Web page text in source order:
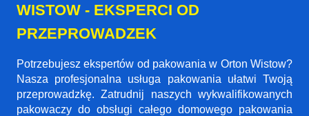
WISTOW - EKSPERCI OD
PRZEPROWADZEK
Potrzebujesz ekspertów od pakowania w Orton Wistow?
Nasza profesjonalna usługa pakowania ułatwi Twoją
przeprowadzkę. Zatrudnij naszych wykwalifikowanych
pakowaczy do obsługi całego domowego pakowania